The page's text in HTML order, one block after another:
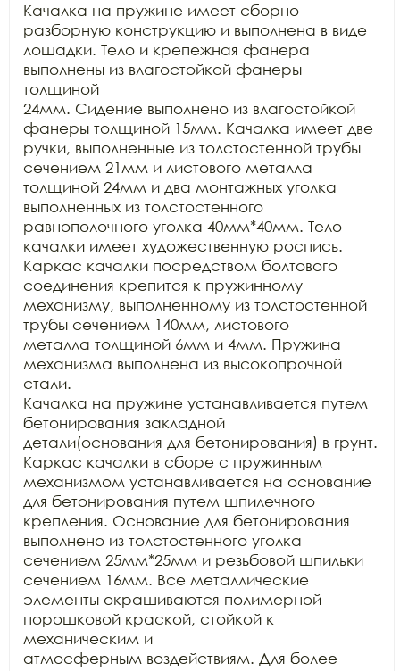
Качалка на пружине имеет сборно-
разборную конструкцию и выполнена в виде
лошадки. Тело и крепежная фанера
выполнены из влагостойкой фанеры
толщиной
24мм. Сидение выполнено из влагостойкой
фанеры толщиной 15мм. Качалка имеет две
ручки, выполненные из толстостенной трубы
сечением 21мм и листового металла
толщиной 24мм и два монтажных уголка
выполненных из толстостенного
равнополочного уголка 40мм*40мм. Тело
качалки имеет художественную роспись.
Каркас качалки посредством болтового
соединения крепится к пружинному
механизму, выполненному из толстостенной
трубы сечением 140мм, листового
металла толщиной 6мм и 4мм. Пружина
механизма выполнена из высокопрочной
стали.
Качалка на пружине устанавливается путем
бетонирования закладной
детали(основания для бетонирования) в грунт.
Каркас качалки в сборе с пружинным
механизмом устанавливается на основание
для бетонирования путем шпилечного
крепления. Основание для бетонирования
выполнено из толстостенного уголка
сечением 25мм*25мм и резьбовой шпильки
сечением 16мм. Все металлические
элементы окрашиваются полимерной
порошковой краской, стойкой к
механическим и
атмосферным воздействиям. Для более